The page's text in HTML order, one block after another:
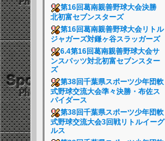
第16回葛南親善野球大会決勝
北初富セブンスターズ
第16回葛南親善野球大会リトル
ジャガーズ対鎌ヶ谷スラッガーズ
6.4第16回葛南親善野球大会サ
ンスパッツ対北初富セブンスター
ズ
第38回千葉県スポーツ少年団軟
式野球交流大会準々決勝・布佐ス
パイダース
第38回千葉県スポーツ少年団軟
式野球交流大会3回戦リトルイーグ
ルス